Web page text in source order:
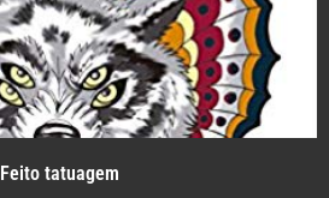
Feito tatuagem